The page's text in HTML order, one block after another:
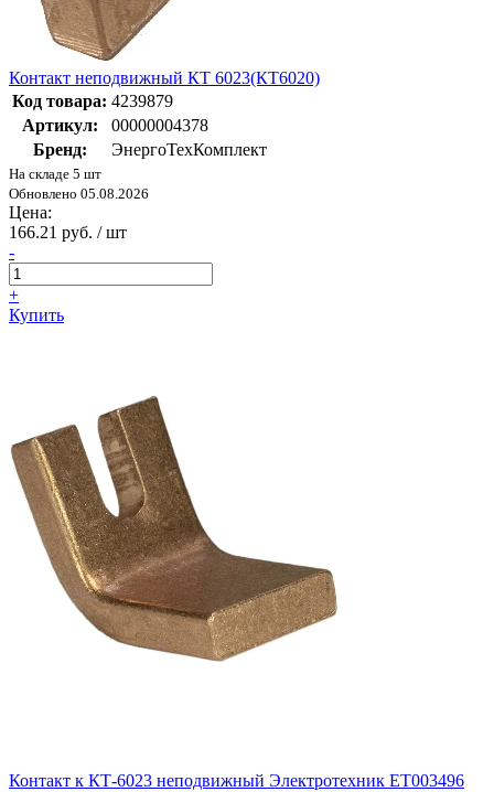
Контакт неподвижный КТ 6023(КТ6020)
Код товара: 4239879
Артикул:
00000004378
Бренд:
ЭнергоТехКомплект
На складе 5 шт
Обновлено 05.08.2026
Цена:
166.21 руб. / шт
-
+
Купить
Контакт к КТ-6023 неподвижный Электротехник ET003496